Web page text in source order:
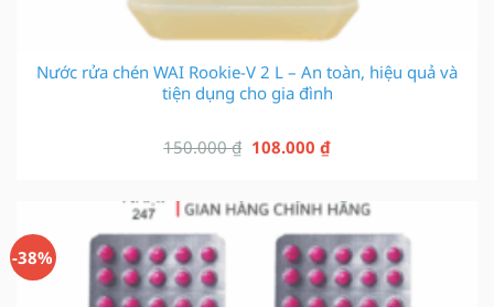
Nước rửa chén WAI Rookie-V 2 L – An toàn, hiệu quả và
tiện dụng cho gia đình
150.000₫ Giá
là:
108.000 ₫Giá
tại
108.000 ₫.
-38%